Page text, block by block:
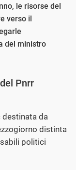
le risorse del
verso il
del ministro
Pnrr
destinata da
distinta
politici